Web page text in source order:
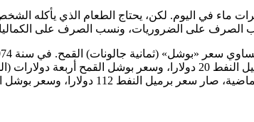
ماء في اليوم. لكن، يحتاج الطعام الذي يأكله
الصرف على الضروريات، ونسب الصرف على
وسعر بوشل القمح ثمانية دولارات (واحد من أربعة عشرة).